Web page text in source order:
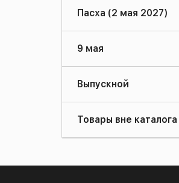
Пасха (2 мая 2027)
9 мая
Выпускной
Товары вне каталога